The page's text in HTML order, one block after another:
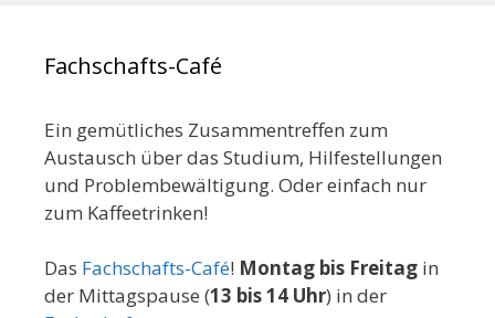
Fachschafts-Café
Ein gemütliches Zusammentreffen zum
Austausch über das Studium, Hilfestellungen
und Problembewältigung. Oder einfach nur
zum Kaffeetrinken!
Das Fachschafts-Café! Montag bis Freitag in
der Mittagspause (13 bis 14 Uhr) in der